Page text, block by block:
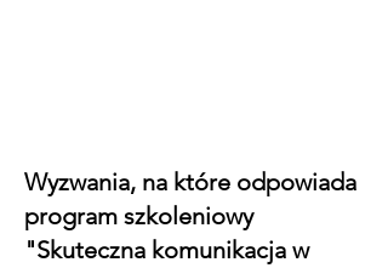
Wyzwania, na które odpowiada
program szkoleniowy
"Skuteczna komunikacja w